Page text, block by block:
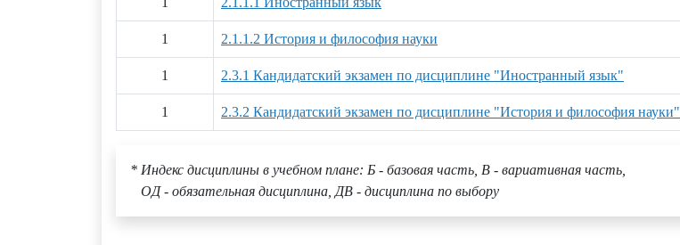
1 2.1.1.2 История и философия науки
1 2.3.1 Кандидатский экзамен по дисциплине "Иностранный язык"
1 2.3.2 Кандидатский экзамен по дисциплине "История и философия науки"
* Индекс дисциплины в учебном плане: Б - базовая часть, В - вариативная часть,
ОД - обязательная дисциплина, ДВ - дисциплина по выбору